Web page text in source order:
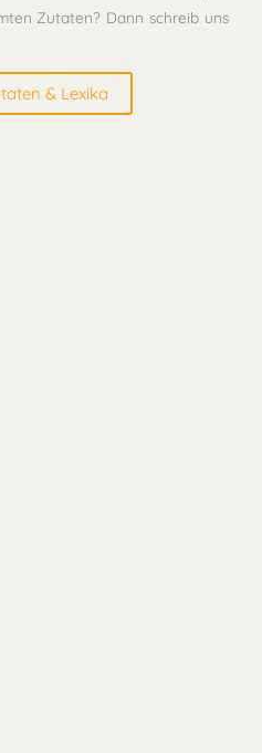
Zutaten? Dann schreib uns
& Lexika